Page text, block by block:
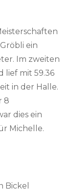
ein
Im zweiten
lief mit 59.36
in der Halle.
8
dies ein
Michelle.
Bickel